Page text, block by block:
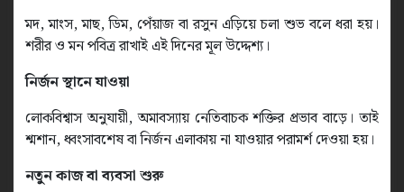
মদ, মাংস, মাছ, ডিম, পেঁয়াজ বা রসুন এড়িয়ে চলা শুভ বলে ধরা হয়।
শরীর ও মন পবিত্র রাখাই এই দিনের মূল উদ্দেশ্য।
নির্জন স্থানে যাওয়া
লোকবিশ্বাস অনুযায়ী, অমাবস্যায় নেতিবাচক শক্তির প্রভাব বাড়ে। তাই
শ্মশান, ধ্বংসাবশেষ বা নির্জন এলাকায় না যাওয়ার পরামর্শ দেওয়া হয়।
নতুন কাজ বা ব্যবসা শুরু